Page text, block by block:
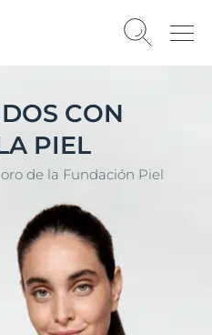
CON
PIEL
de la Fundación Piel